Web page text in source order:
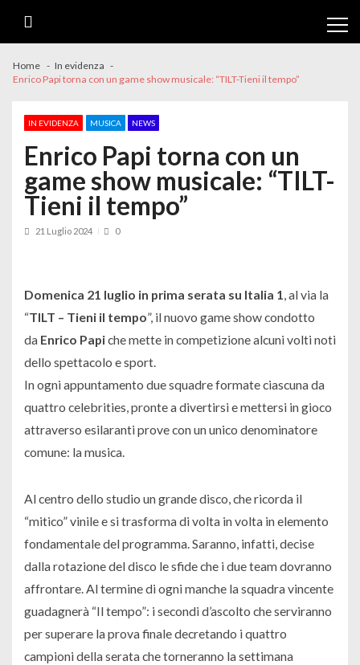
Home
In evidenza
Enrico Papi torna con un game show musicale: “TILT-Tieni il tempo”
IN EVIDENZA MUSICA NEWS
Enrico Papi torna con un
game show musicale: “TILT-
Tieni il tempo”
21 Luglio 2024 0
Domenica 21 luglio in prima serata su Italia 1, al via la
“TILT – Tieni il tempo”, il nuovo game show condotto
da Enrico Papiche mette in competizione alcuni volti noti
dello spettacolo e sport.
In ogni appuntamento due squadre formate ciascuna da
quattro celebrities, pronte a divertirsi e mettersi in gioco
attraverso esilaranti prove con un unico denominatore
comune: la musica.
Al centro dello studio un grande disco, che ricorda il
“mitico” vinile e si trasforma di volta in volta in elemento
fondamentale del programma. Saranno, infatti, decise
dalla rotazione del disco le sfide che i due team dovranno
affrontare. Al termine di ogni manche la squadra vincente
guadagnerà “Il tempo”: i secondi d’ascolto che serviranno
per superare la prova finale decretando i quattro
campioni della serata che torneranno la settimana